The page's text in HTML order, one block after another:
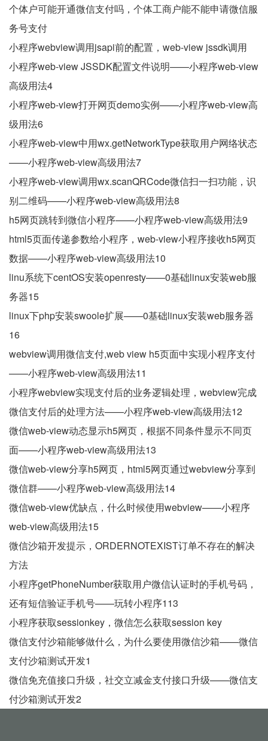
个体户可能开通微信支付吗，个体工商户能不能申请微信服
务号支付
小程序webview调用jsapi前的配置，web-view jssdk调用
小程序web-view JSSDK配置文件说明——小程序web-view
高级用法4
小程序web-view打开网页demo实例——小程序web-view高
级用法6
小程序web-view中用wx.getNetworkType获取用户网络状态
——小程序web-view高级用法7
小程序web-view调用wx.scanQRCode微信扫一扫功能，识
别二维码——小程序web-view高级用法8
h5网页跳转到微信小程序——小程序web-view高级用法9
html5页面传递参数给小程序，web-view小程序接收h5网页
数据——小程序web-view高级用法10
linu系统下centOS安装openresty——0基础linux安装web服
务器15
linux下php安装swoole扩展——0基础linux安装web服务器
16
webview调用微信支付,web view h5页面中实现小程序支付
——小程序web-view高级用法11
小程序webview实现支付后的业务逻辑处理，webview完成
微信支付后的处理方法——小程序web-view高级用法12
微信web-view动态显示h5网页，根据不同条件显示不同页
面——小程序web-view高级用法13
微信web-view分享h5网页，html5网页通过webview分享到
微信群——小程序web-view高级用法14
微信web-view优缺点，什么时候使用webview——小程序
web-view高级用法15
微信沙箱开发提示，ORDERNOTEXIST订单不存在的解决
方法
小程序getPhoneNumber获取用户微信认证时的手机号码，
还有短信验证手机号——玩转小程序113
小程序获取sessionkey，微信怎么获取session key
微信支付沙箱能够做什么，为什么要使用微信沙箱——微信
支付沙箱测试开发1
微信免充值接口升级，社交立减金支付接口升级——微信支
付沙箱测试开发2